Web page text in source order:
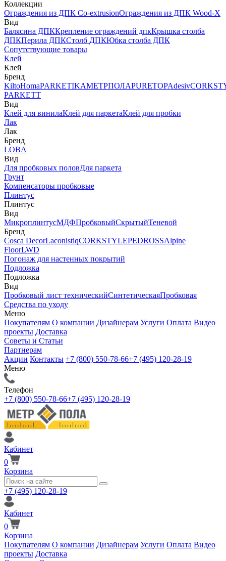
Коллекции
Ограждения из ДПК Co-extrusionОграждения из ДПК Wood-X
Вид
Балясина ДПККрепление ограждений дпкКрышка столба
ДПКПерила ДПКСтолб ДПКЮбка столба ДПК
Сопутствующие товары
Клей
Клей
Бренд
KiltoHomaPARKETIKAМЕТРПОЛАPURETOPAdesiv
PARKETT
Вид
Клей для винилаКлей для паркетаКлей для пробки
Лак
Лак
Бренд
LOBA
Вид
Для пробковых половДля паркета
Грунт
Компенсаторы пробковые
Плинтус
Плинтус
Вид
МикроплинтусМДФПробковыйСкрытыйТеневой
Бренд
Cosca DecorLaconistiqCORKSTYLEPEDROSSAlpine
FloorLWD
Погонаж для настенных покрытий
Подложка
Подложка
Вид
Пробковый лист техническийСинтетическаяПробковая
Средства по уходу
Меню
Покупателям О компании Дизайнерам Услуги Оплата Видео
проекты Доставка
Советы и Статьи
Партнерам
Акции Контакты +7 (800) 550-78-66+7 (495) 120-28-19
Меню
Телефон
+7 (800) 550-78-66+7 (495) 120-28-19
Кабинет
0
Корзина
+7 (495) 120-28-19
Кабинет
0
Корзина
Покупателям О компании Дизайнерам Услуги Оплата Видео
проекты Доставка